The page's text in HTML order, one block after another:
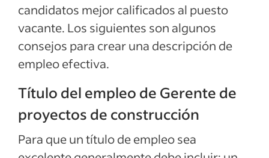
Ver más
candidatos mejor calificados al puesto
vacante. Los siguientes son algunos
consejos para crear una descripción de
empleo efectiva.
Título del empleo de Gerente de
proyectos de construcción
Para que un título de empleo sea